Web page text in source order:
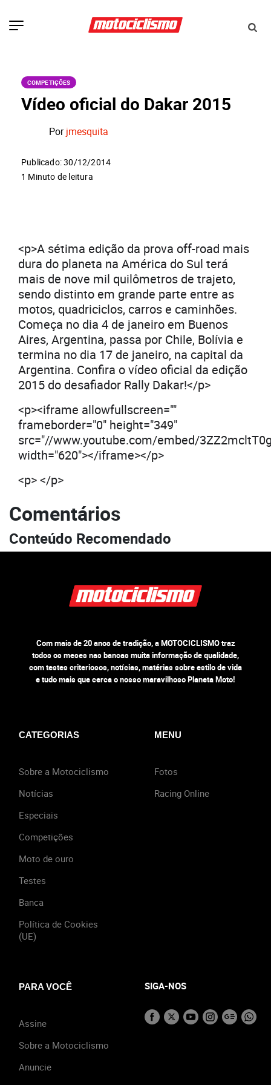
COMPETIÇÕES
Vídeo oficial do Dakar 2015
Porjmesquita
Publicado: 30/12/2014
1 Minuto de leitura
<p>A sétima edição da prova off-road mais
dura do planeta na América do Sul terá
mais de nove mil quilômetros de trajeto,
sendo distinto em grande parte entre as
motos, quadriciclos, carros e caminhões.
Começa no dia 4 de janeiro em Buenos
Aires, Argentina, passa por Chile, Bolívia e
termina no dia 17 de janeiro, na capital da
Argentina. Confira o vídeo oficial da edição
2015 do desafiador Rally Dakar!</p>
<p><iframe allowfullscreen=""
frameborder="0" height="349"
src="//www.youtube.com/embed/
width="620"></iframe></p>
<p> </p>
Comentários
Conteúdo Recomendado
Com mais de 20 anos de tradição, a MOTOCICLISMO traz
todos os meses nas bancas muita informação de qualidade,
com testes criteriosos, notícias, matérias sobre estilo de vida
e tudo mais que cerca o nosso maravilhoso Planeta Moto!
CATEGORIAS
Sobre a Motociclismo
Notícias
Especiais
Competições
Moto de ouro
Testes
Banca
Política de Cookies
(UE)
MENU
Fotos
Racing Online
PARA VOCÊ
Assine
Sobre a Motociclismo
Anuncie
SIGA-NOS